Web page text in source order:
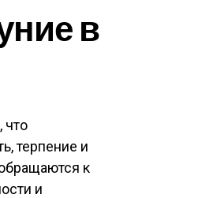
в
что
терпение и
к
и